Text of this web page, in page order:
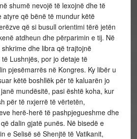
shumë nevojë të lexojnë dhe të
atyre që bënë të mundur këtë
që si busull orientimi tërë jetën
atdheun dhe përparimin e tij. Në
dhe libra që trajtojnë
Lushnjës, por jo detaje të
pjesëmarrës në Kongres. Ky libër u
këtë boshllëk për të kaluarën jo
mundësitë, pasi është koha, kur
për të nxjerrë të vërtetën,
herë-herë të pashpjegueshme dhe
dalin gjatë punës. Në bisedë e
e Selisë së Shenjtë të Vatikanit,